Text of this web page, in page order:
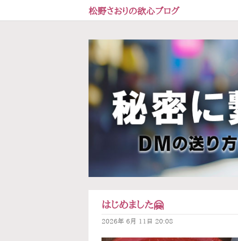
松野さおりの欲心ブログ
はじめました🤗
2026年 6月 11日 20:08